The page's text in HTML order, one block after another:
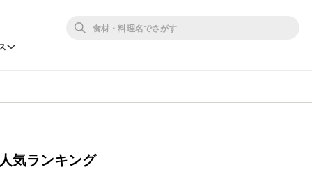
人気ランキング